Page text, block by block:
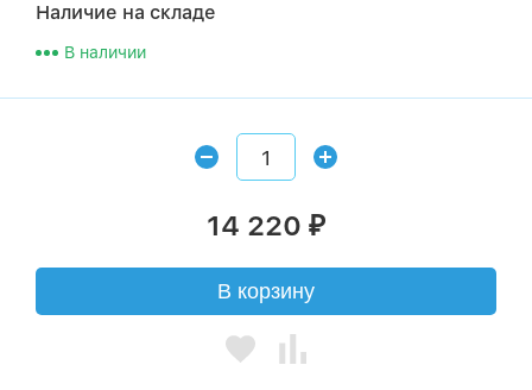
Наличие на складе
В наличии
14 220 ₽
В корзину